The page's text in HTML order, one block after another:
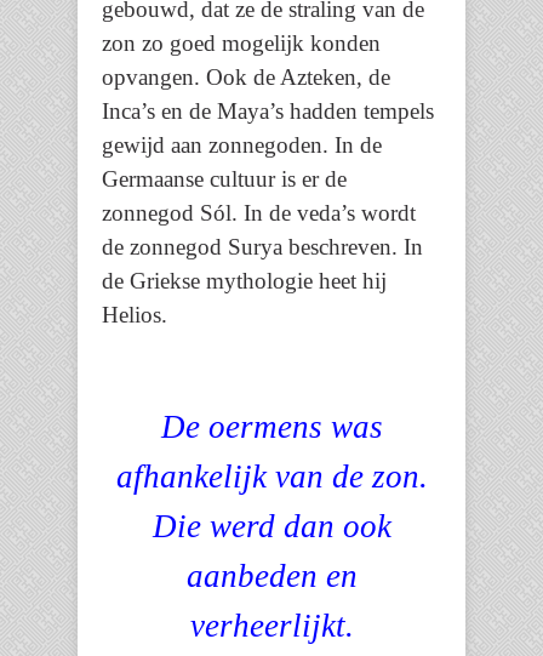
gebouwd, dat ze de straling van de
zon zo goed mogelijk konden
opvangen. Ook de Azteken, de
Inca’s en de Maya’s hadden tempels
gewijd aan zonnegoden. In de
Germaanse cultuur is er de
zonnegod Sól. In de veda’s wordt
de zonnegod Surya beschreven. In
de Griekse mythologie heet hij
Helios.
De oermens was
afhankelijk van de zon.
Die werd dan ook
aanbeden en
verheerlijkt.